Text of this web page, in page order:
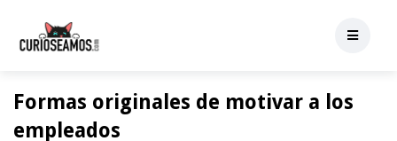
Formas originales de motivar a los
empleados